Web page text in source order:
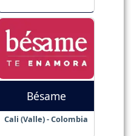
Bésame
Cali (Valle) - Colombia